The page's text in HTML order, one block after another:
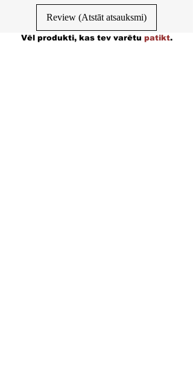
Review (Atstāt atsauksmi)
Vēl produkti, kas tev varētu patikt.